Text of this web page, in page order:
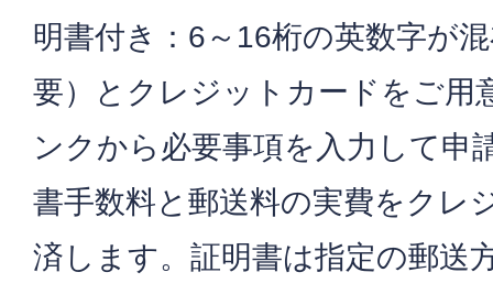
明書付き：6～16桁の英数字が
要）とクレジットカードをご用
ンクから必要事項を入力して申
書手数料と郵送料の実費をクレ
済します。証明書は指定の郵送